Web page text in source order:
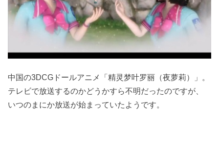
中国の3DCGドールアニメ「精灵梦叶罗丽（夜萝莉）」。
テレビで放送するのかどうかすら不明だったのですが、
いつのまにか放送が始まっていたようです。